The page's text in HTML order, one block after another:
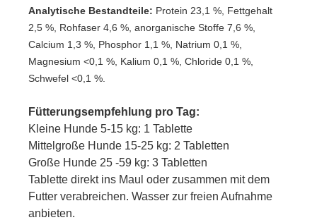
Analytische Bestandteile: Protein 23,1 %, Fettgehalt
2,5 %, Rohfaser 4,6 %, anorganische Stoffe 7,6 %,
Calcium 1,3 %, Phosphor 1,1 %, Natrium 0,1 %,
Magnesium <0,1 %, Kalium 0,1 %, Chloride 0,1 %,
Schwefel <0,1 %.
Fütterungsempfehlung pro Tag:
Kleine Hunde 5-15 kg: 1 Tablette
Mittelgroße Hunde 15-25 kg: 2 Tabletten
Große Hunde 25 -59 kg: 3 Tabletten
Tablette direkt ins Maul oder zusammen mit dem
Futter verabreichen. Wasser zur freien Aufnahme
anbieten.